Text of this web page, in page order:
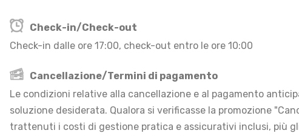
Check-in/Check-out
Check-in dalle ore 17:00, check-out entro le ore 10:00
Cancellazione/Termini di pagamento
Le condizioni relative alla cancellazione e al pagamento
soluzione desiderata. Qualora si verificasse la promozione
trattenuti i costi di gestione pratica e assicurativi inclusi, più